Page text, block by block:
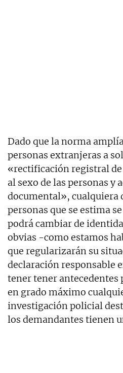
Dado que la norma
personas extranjeras a
«rectificación registral
al sexo de las personas y
documental», cualquiera
personas que se estima
podrá cambiar de
obvias -como estamos
que regularizarán su
declaración responsable
tener tener
en grado máximo
investigación policial
los demandantes tienen